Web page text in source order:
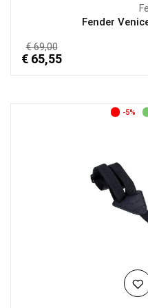
Fender
€ 69,00
€ 65,55
-5%